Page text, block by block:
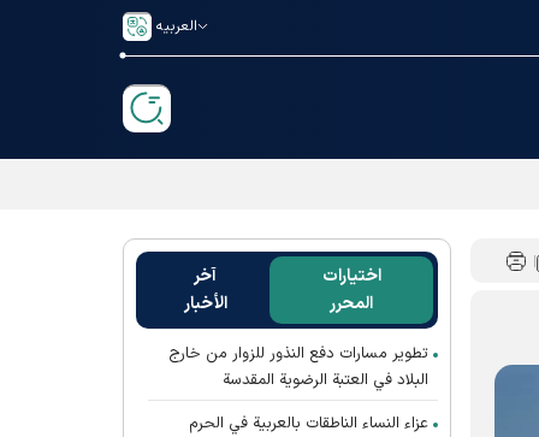
العربیه
اختيارات
المحرر
آخر
الأخبار
تطوير مسارات دفع النذور للزوار من خارج
البلاد في العتبة الرضوية المقدسة
عزاء النساء الناطقات بالعربية في الحرم